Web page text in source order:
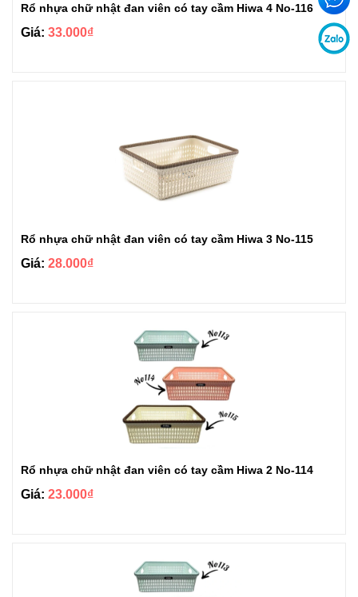
Rổ nhựa chữ nhật đan viên có tay cầm Hiwa 4 No-116
Giá: 33.000₫
Rổ nhựa chữ nhật đan viên có tay cầm Hiwa 3 No-115
Giá: 28.000₫
Rổ nhựa chữ nhật đan viên có tay cầm Hiwa 2 No-114
Giá: 23.000₫